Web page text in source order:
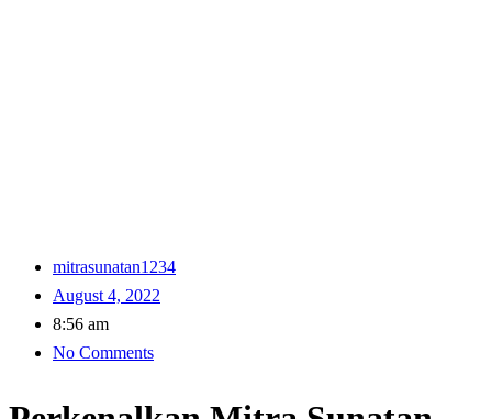
mitrasunatan1234
August 4, 2022
8:56 am
No Comments